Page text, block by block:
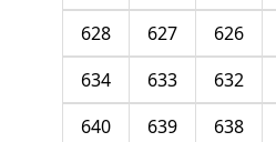
626
627
628
632
633
634
638
639
640